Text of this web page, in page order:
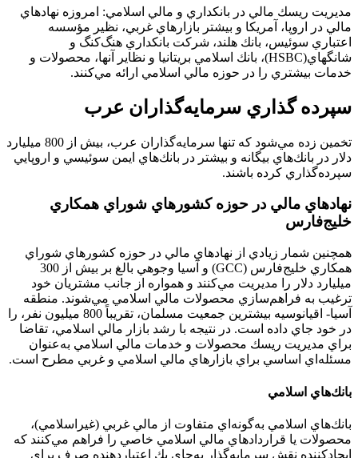
مديريت ريسك مالي در بانكداري و مالي اسلامي: امروزه نهادهاي
مالي در اروپا، آمريكا و بيشتر بازارهاي غربي، نظير مؤسسه
اعتباري سوئيس، بانك هلند، شركت بانكداري هنگ‌كنگ و
شانگهاي(HSBC)، بانك اسلامي بريتانيا و نظاير ‌آنها، محصولات و
خدمات بيشتري را در حوزه مالي اسلامي ارائه مي‌كنند.
سپرده گذاري سرمايه‌گذاران عرب
تخمين زده مي‌شود كه تنها سرمايه‌گذاران عرب، بيش از 800 ميليارد
دلار در بانك‌هاي بيگانه و بيشتر در بانك‌هاي ايمن سوئيسي و اروپايي
سپرده‌گذاري كرده باشند.
نهادهاي مالي در حوزه كشورهاي شوراي همكاري
خليج‌فارس
همچنين شمار زيادي از نهادهاي مالي در حوزه كشورهاي شوراي
همكاري خليج‌فارس (GCC) و آسيا وجوهي بالغ بر بيش از 300
ميليارد دلار را مديريت مي‌كنند و همواره از جانب مشتريان خود
ترغيب به فراهم‌سازي محصولات مالي اسلامي مي‌شوند. منطقه
آسيا- اقيانوسيه بيشترين جمعيت مسلمان، تقريباً 800 ميليون نفر، را
در خود جاي داده است. در نتيجه با رشد بازار مالي اسلامي، تقاضا
براي مديريت ريسك محصولات و خدمات مالي اسلامي به‌عنوان
مسئله‌اي اساسي براي بازارهاي مالي اسلامي و غربي مطرح است.
بانك‌هاي اسلامي
بانك‌هاي اسلامي به‌گونه‌اي متفاوت از مالي غربي (غيراسلامي)،
محصولات يا قراردادهاي مالي اسلامي خاصي را فراهم مي‌كنند كه
ايجاد‌كننده نقش سرمايه‌گذار به‌جاي يك اعتباردهنده صرف براي